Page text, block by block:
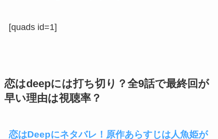
[quads id=1]
恋はdeepには打ち切り？全9話で最終回が
早い理由は視聴率？
恋はDeepにネタバレ！原作あらすじは人魚姫が